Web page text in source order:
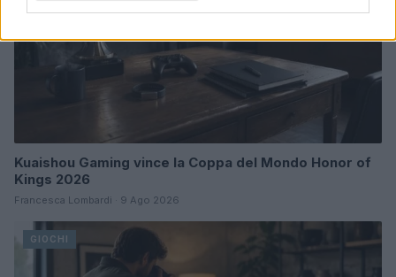
Kuaishou Gaming vince la Coppa del Mondo Honor of
Kings 2026
Francesca Lombardi · 9 Ago 2026
GIOCHI